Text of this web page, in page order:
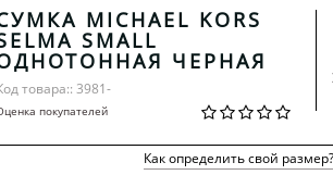
MICHAEL KORS
SMALL
ЧЕРНАЯ
товара:: 3981-
покупателей
Как определить свой размер?